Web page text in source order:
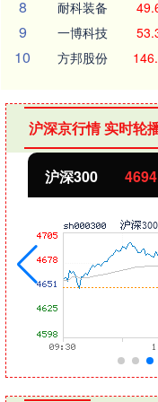
8 耐科装备
9 一博科技
10 方邦股份
沪深京行情 实时轮
北证50